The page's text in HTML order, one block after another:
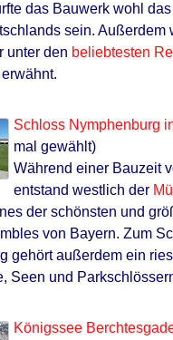
das Bauwerk wohl
sein. Außerdem
unter den beliebtesten
erwähnt.
Schloss Nymphenburg
mal gewählt)
Während einer Bauzeit
entstand westlich der
der schönsten und
von Bayern. Zum
gehört außerdem ein
Seen und
Königssee